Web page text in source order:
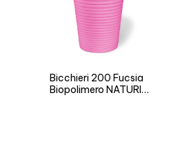
Bicchieri 200 Fucsia
Biopolimero NATURIA